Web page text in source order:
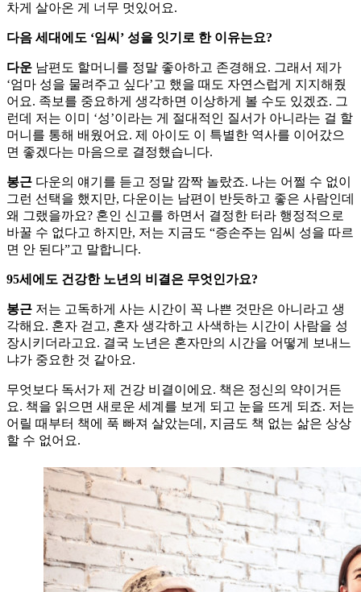
차게 살아온 게 너무 멋있어요.
다음 세대에도 ‘임씨’ 성을 잇기로 한 이유는요?
다운 남편도 할머니를 정말 좋아하고 존경해요. 그래서 제가
‘엄마 성을 물려주고 싶다’고 했을 때도 자연스럽게 지지해줬
어요. 족보를 중요하게 생각하면 이상하게 볼 수도 있겠죠. 그
런데 저는 이미 ‘성’이라는 게 절대적인 질서가 아니라는 걸 할
머니를 통해 배웠어요. 제 아이도 이 특별한 역사를 이어갔으
면 좋겠다는 마음으로 결정했습니다.
봉근 다운의 얘기를 듣고 정말 깜짝 놀랐죠. 나는 어쩔 수 없이
그런 선택을 했지만, 다운이는 남편이 반듯하고 좋은 사람인데
왜 그랬을까요? 혼인 신고를 하면서 결정한 터라 행정적으로
바꿀 수 없다고 하지만, 저는 지금도 “증손주는 임씨 성을 따르
면 안 된다”고 말합니다.
95세에도 건강한 노년의 비결은 무엇인가요?
봉근 저는 고독하게 사는 시간이 꼭 나쁜 것만은 아니라고 생
각해요. 혼자 걷고, 혼자 생각하고 사색하는 시간이 사람을 성
장시키더라고요. 결국 노년은 혼자만의 시간을 어떻게 보내느
냐가 중요한 것 같아요.
무엇보다 독서가 제 건강 비결이에요. 책은 정신의 약이거든
요. 책을 읽으면 새로운 세계를 보게 되고 눈을 뜨게 되죠. 저는
어릴 때부터 책에 푹 빠져 살았는데, 지금도 책 없는 삶은 상상
할 수 없어요.